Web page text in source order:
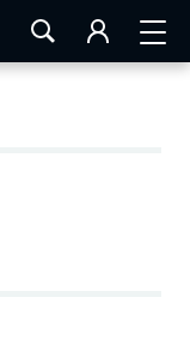
LA ROCHELLE